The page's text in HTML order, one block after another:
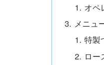
オペ
メニュ
特製
ロー